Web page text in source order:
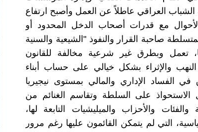
الشباب العراقي عاطلاً عن العمل وأصبح ارتفاع
مع قدرات أصحاب الدخل المحدود أو
صاحبة القرار والنفوذ "الشيعية والسنية
تعمل وبطرق غير شرعية مخالفة للقانون
النهب والإثراء بشكل خيالي على حساب أبناء
الفساد الإداري والمالي بمستوى نيجيريا
على السلطة وتقاسم الغنائم من
والأحزاب والميليشيات التابعة لها،
التي لم يتمكن القائمون عليها رغم مرور